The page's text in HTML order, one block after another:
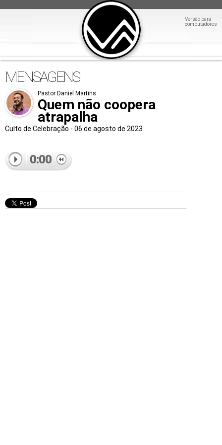
Versão para
computadores
MENSAGENS
Pastor Daniel Martins
Quem não coopera
atrapalha
Culto de Celebração - 06 de agosto de 2023
0:00